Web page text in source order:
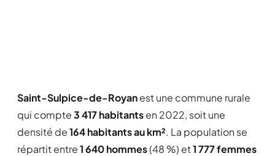
Saint-Sulpice-de-Royanest une commune rurale
qui compte3 417 habitantsen 2022, soit une
densité de164 habitants au km². La population se
répartit entre1 640 hommes(48 %) et1 777 femmes